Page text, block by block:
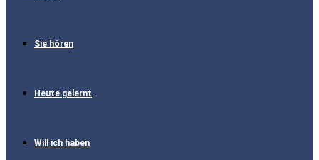
Sie hören
Heute gelernt
Will ich haben